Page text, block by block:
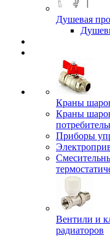
Душевая
Краны
Краны
Приборы
Вентили и
радиаторов